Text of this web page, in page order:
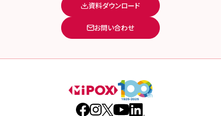
資料ダウンロード
お問い合わせ